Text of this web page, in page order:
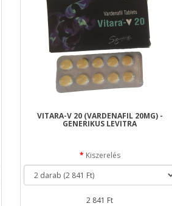
VITARA-V 20 (VARDENAFIL 20MG) -
GENERIKUS LEVITRA
Kiszerelés
2 841 Ft